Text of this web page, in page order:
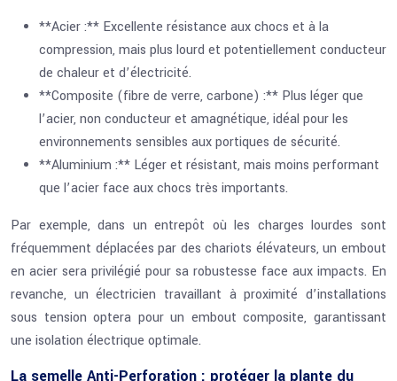
**Acier :** Excellente résistance aux chocs et à la
compression, mais plus lourd et potentiellement conducteur
de chaleur et d’électricité.
**Composite (fibre de verre, carbone) :** Plus léger que
l’acier, non conducteur et amagnétique, idéal pour les
environnements sensibles aux portiques de sécurité.
**Aluminium :** Léger et résistant, mais moins performant
que l’acier face aux chocs très importants.
Par exemple, dans un entrepôt où les charges lourdes sont
fréquemment déplacées par des chariots élévateurs, un embout
en acier sera privilégié pour sa robustesse face aux impacts. En
revanche, un électricien travaillant à proximité d’installations
sous tension optera pour un embout composite, garantissant
une isolation électrique optimale.
La semelle Anti-Perforation : protéger la plante du